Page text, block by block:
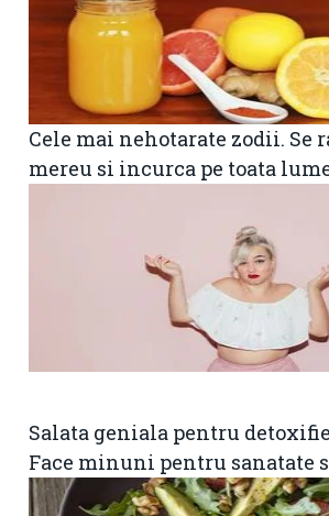
Cele mai nehotarate zodii. Se
mereu si incurca pe toata
Salata geniala pentru
Face minuni pentru sanatate